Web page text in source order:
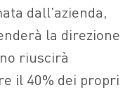
dall’azienda,
la direzione
riuscirà
il 40% dei propri